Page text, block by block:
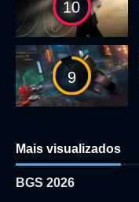
10
9
Mais visualizados
BGS 2026